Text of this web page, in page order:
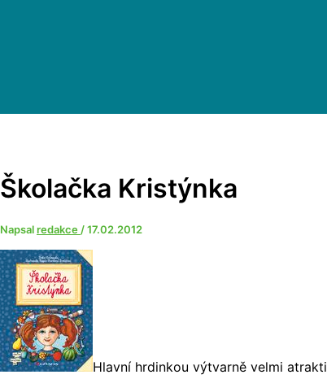
Školačka Kristýnka
Napsalredakce /17.02.2012
Hlavní hrdinkou výtvarně velmi